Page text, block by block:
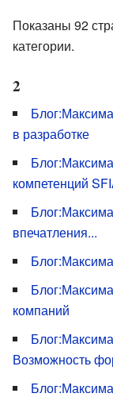
Показаны 92
категории.
2
в разработке
компетенций
впечатления...
компаний
Возможность